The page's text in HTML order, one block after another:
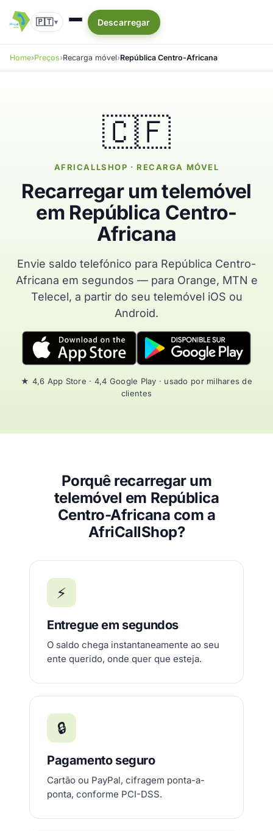
🇵🇹▾ Descarregar
Home Preços Recarga móvel República Centro-Africana
🇨🇫
AFRICALLSHOP · RECARGA MÓVEL
Recarregar um telemóvel
em República Centro-
Africana
Envie saldo telefónico para República Centro-
Africana em segundos — para Orange, MTN e
Telecel, a partir do seu telemóvel iOS ou
Android.
★ 4,6 App Store · 4,4 Google Play · usado por milhares de
clientes
Porquê recarregar um
telemóvel em República
Centro-Africana com a
AfriCallShop?
⚡
Entregue em segundos
O saldo chega instantaneamente ao seu
ente querido, onde quer que esteja.
🔒
Pagamento seguro
Cartão ou PayPal, cifragem ponta-a-
ponta, conforme PCI-DSS.